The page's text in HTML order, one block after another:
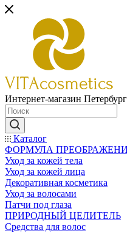
Интернет-магазин
Каталог
ФОРМУЛА
Уход за кожей тела
Уход за кожей лица
Декоративная косметика
Уход за волосами
Патчи под глаза
ПРИРОДНЫЙ ЦЕЛИТЕЛЬ
Средства для волос